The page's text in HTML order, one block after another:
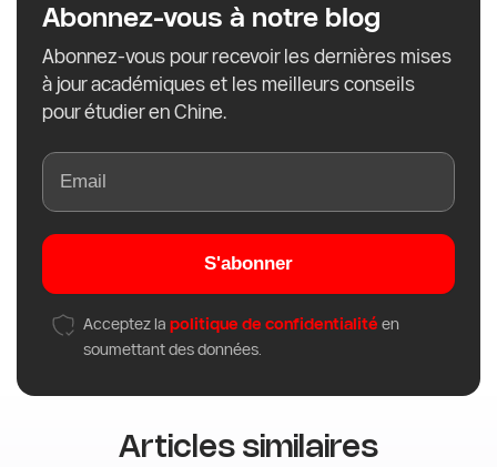
Abonnez-vous à notre blog
Abonnez-vous pour recevoir les dernières mises
à jour académiques et les meilleurs conseils
pour étudier en Chine.
S'abonner
Acceptez lapolitique de confidentialité en
soumettant des données.
Articles similaires